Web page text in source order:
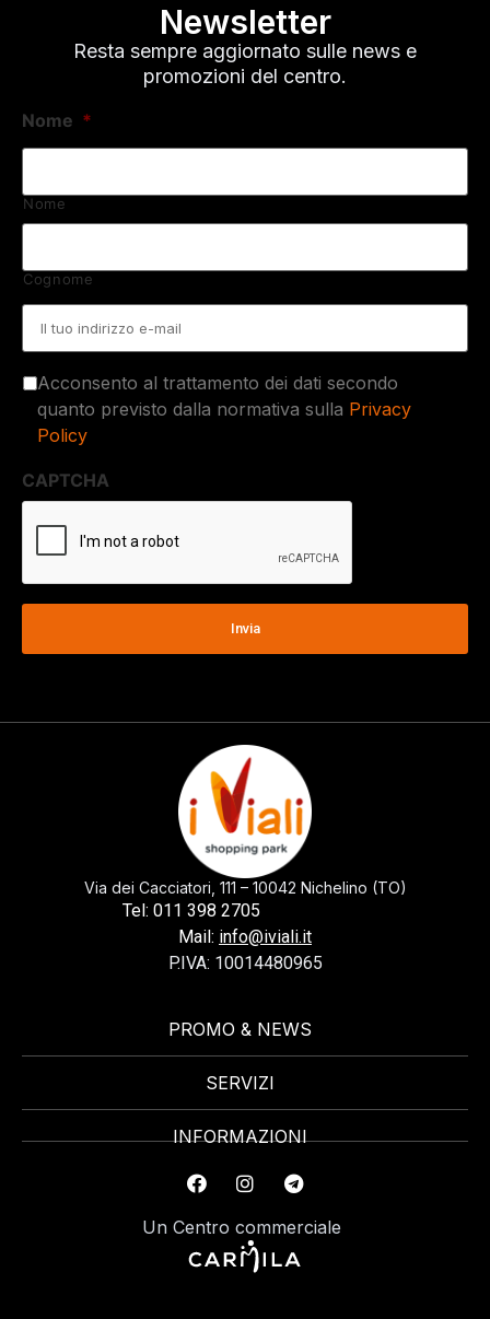
Newsletter
Resta sempre aggiornato sulle news e
promozioni del centro.
Nome *
Nome
Cognome
Email
Acconsento al trattamento dei dati secondo
quanto previsto dalla normativa sulla Privacy
Policy
CAPTCHA
Via dei Cacciatori, 111 – 10042 Nichelino (TO)
Tel: 011 398 2705
Mail: info@iviali.it
P.IVA: 10014480965
PROMO & NEWS
SERVIZI
INFORMAZIONI
Un Centro commerciale